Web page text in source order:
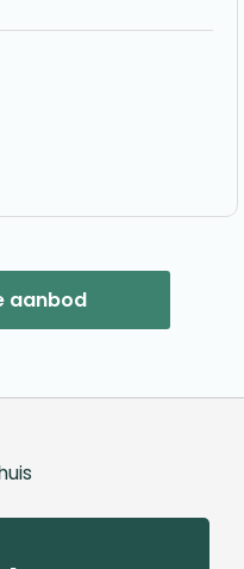
aanbod